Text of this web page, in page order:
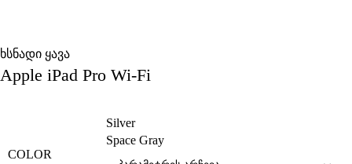
ხსნადი ყავა
Apple iPad Pro Wi-Fi
COLOR
Silver
Space Gray